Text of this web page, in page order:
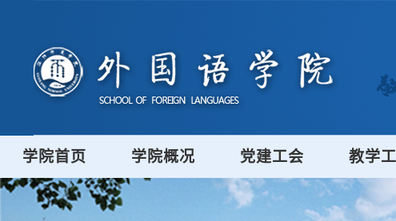
学院首页 学院概况 党建工会 教学